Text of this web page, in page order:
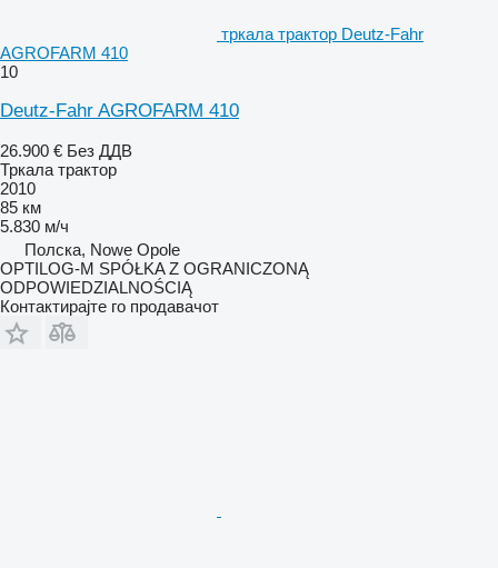
тркала трактор Deutz-Fahr
AGROFARM 410
10
Deutz-Fahr AGROFARM 410
26.900 € Без ДДВ
Тркала трактор
2010
85 км
5.830 м/ч
Полска, Nowe Opole
OPTILOG-M SPÓŁKA Z OGRANICZONĄ
ODPOWIEDZIALNOŚCIĄ
Контактирајте го продавачот